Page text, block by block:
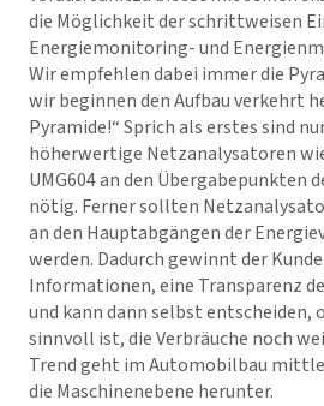
die Möglichkeit der schrittweisen
Energiemonitoring- und
Wir empfehlen dabei immer die
wir beginnen den Aufbau verkehrt
Pyramide!“ Sprich als erstes sind
höherwertige Netzanalysatoren
UMG604 an den Übergabepunkten
nötig. Ferner sollten
an den Hauptabgängen der
werden. Dadurch gewinnt der
Informationen, eine Transparenz
und kann dann selbst entscheiden,
sinnvoll ist, die Verbräuche noch
Trend geht im Automobilbau
die Maschinenebene herunter.